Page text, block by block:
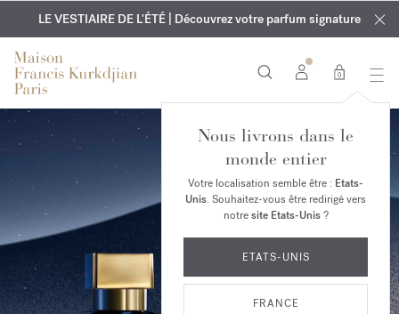
EXCLUSIF | Découvrez le nouveau parfum OUD
velvet mood
dans votre commande*
GRAVURE OFFERTE | Sur tous les parfums et huiles pour le
corps jusqu'au 9 août
LE VESTIAIRE DE L'ÉTÉ | Découvrez votre parfum signature
0
Nous livrons dans le
monde entier
Votre localisation semble être : Etats-
Unis. Souhaitez-vous être redirigé vers
notresite Etats-Unis?
ETATS-UNIS
FRANCE